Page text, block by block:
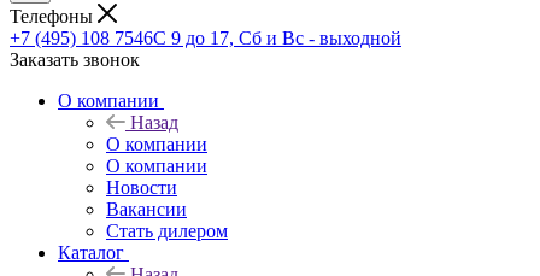
Телефоны
+7 (495) 108 7546С 9 до 17, Сб и Вс - выходной
Заказать звонок
О компании
Назад
О компании
О компании
Новости
Вакансии
Стать дилером
Каталог